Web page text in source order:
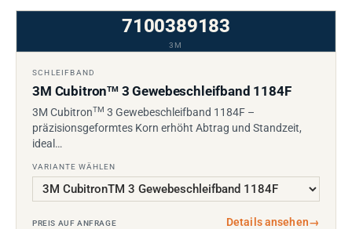
7100389183
3M
SCHLEIFBAND
3M CubitronTM3 Gewebeschleifband 1184F
3M CubitronTM 3 Gewebeschleifband 1184F –
präzisionsgeformtes Korn erhöht Abtrag und Standzeit,
ideal…
VARIANTE WÄHLEN
PREIS AUF ANFRAGE Details ansehen→